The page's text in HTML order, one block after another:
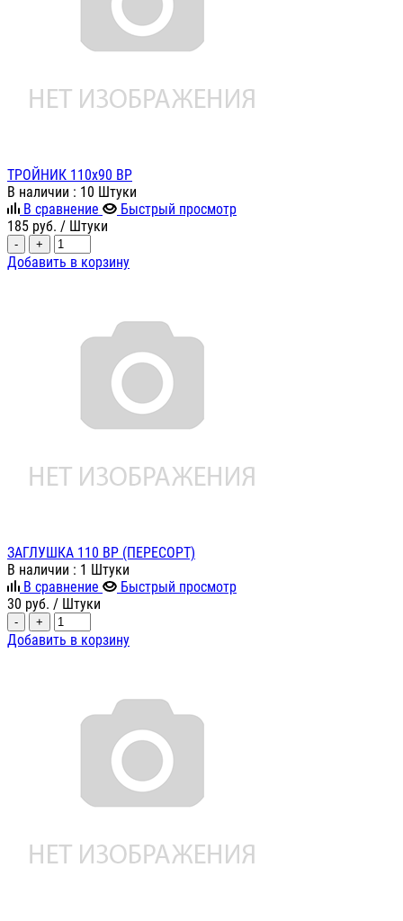
ТРОЙНИК 110х90 ВР
В наличии : 10 Штуки
В сравнение
Быстрый просмотр
185 руб. / Штуки
- +
Добавить в корзину
ЗАГЛУШКА 110 ВР (ПЕРЕСОРТ)
В наличии : 1 Штуки
В сравнение
Быстрый просмотр
30 руб. / Штуки
- +
Добавить в корзину